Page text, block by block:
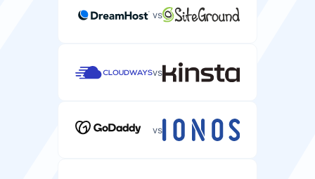
vs
vs
vs